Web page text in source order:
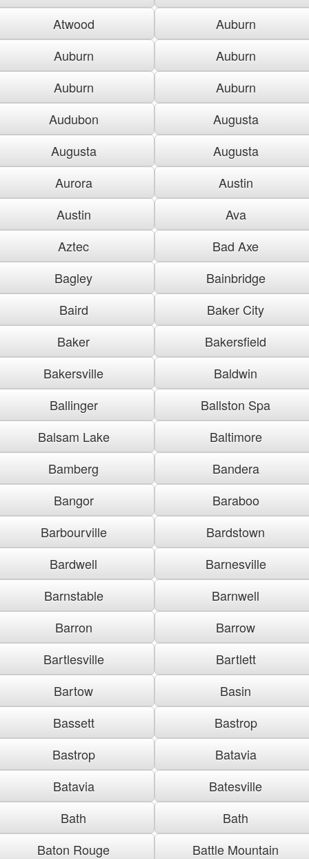
Atwood
Auburn
Auburn
Auburn
Auburn
Auburn
Audubon
Augusta
Augusta
Augusta
Aurora
Austin
Austin
Ava
Aztec
Bad Axe
Bagley
Bainbridge
Baird
Baker City
Baker
Bakersfield
Bakersville
Baldwin
Ballinger
Ballston Spa
Balsam Lake
Baltimore
Bamberg
Bandera
Bangor
Baraboo
Barbourville
Bardstown
Bardwell
Barnesville
Barnstable
Barnwell
Barron
Barrow
Bartlesville
Bartlett
Bartow
Basin
Bassett
Bastrop
Bastrop
Batavia
Batavia
Batesville
Bath
Bath
Baton Rouge
Battle Mountain